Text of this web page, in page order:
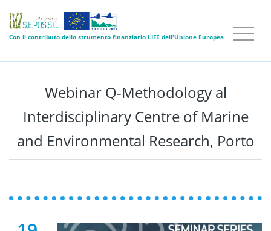
Con il contributo dello strumento finanziario LIFE dell'Unione Europea
Webinar Q-Methodology al
Interdisciplinary Centre of Marine
and Environmental Research, Porto